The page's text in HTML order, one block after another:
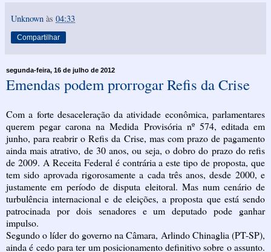
Unknown às 04:33
Compartilhar
segunda-feira, 16 de julho de 2012
Emendas podem prorrogar Refis da Crise
Com a forte desaceleração da atividade econômica, parlamentares
querem pegar carona na Medida Provisória nº 574, editada em
junho, para reabrir o Refis da Crise, mas com prazo de pagamento
ainda mais atrativo, de 30 anos, ou seja, o dobro do prazo do refis
de 2009. A Receita Federal é contrária a este tipo de proposta, que
tem sido aprovada rigorosamente a cada três anos, desde 2000, e
justamente em período de disputa eleitoral. Mas num cenário de
turbulência internacional e de eleições, a proposta que está sendo
patrocinada por dois senadores e um deputado pode ganhar
impulso.
Segundo o líder do governo na Câmara, Arlindo Chinaglia (PT-SP),
ainda é cedo para ter um posicionamento definitivo sobre o assunto.